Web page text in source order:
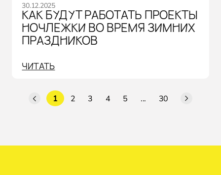
30.12.2025
КАК БУДУТ РАБОТАТЬ ПРОЕКТЫ
НОЧЛЕЖКИ ВО ВРЕМЯ ЗИМНИХ
ПРАЗДНИКОВ
ЧИТАТЬ
1 2 3 4 5 ... 30